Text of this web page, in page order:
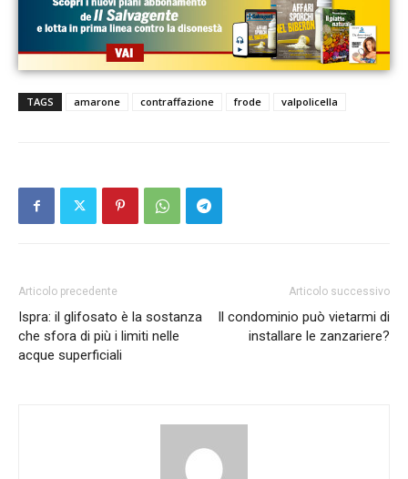
TAGS amarone contraffazione frode valpolicella
Articolo precedente
Ispra: il glifosato è la sostanza
che sfora di più i limiti nelle
acque superficiali
Articolo successivo
Il condominio può vietarmi di
installare le zanzariere?